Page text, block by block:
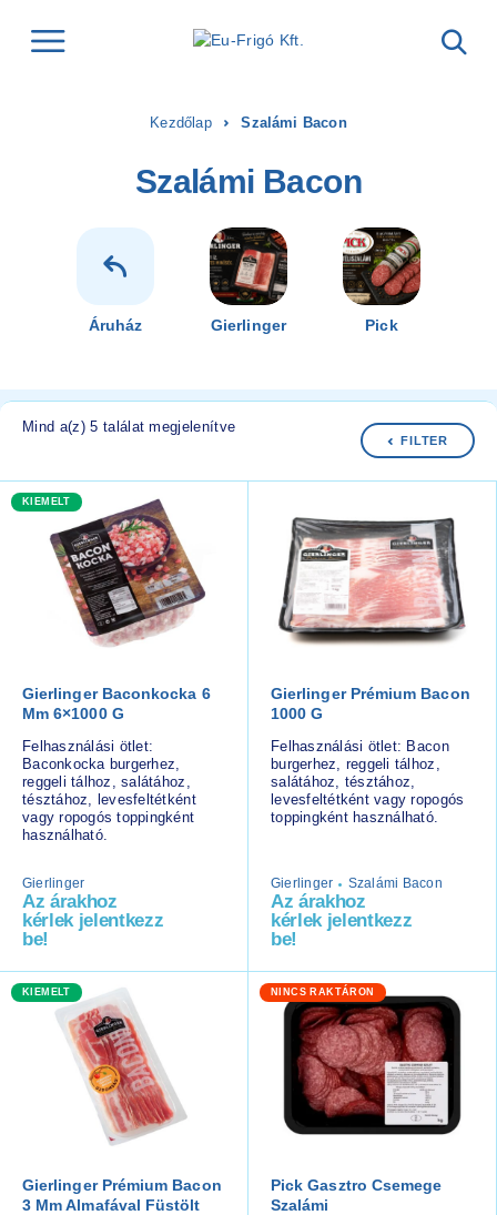
Kezdőlap Szalámi Bacon
Szalámi Bacon
Áruház Gierlinger Pick
Mind a(z) 5 találat megjelenítve
FILTER
KIEMELT
Gierlinger Baconkocka 6
Mm 6×1000 G
Felhasználási ötlet:
Baconkocka burgerhez,
reggeli tálhoz, salátához,
tésztához, levesfeltétként
vagy ropogós toppingként
használható.
Gierlinger
Az árakhoz
kérlek jelentkezz
be!
Gierlinger Prémium Bacon
1000 G
Felhasználási ötlet: Bacon
burgerhez, reggeli tálhoz,
salátához, tésztához,
levesfeltétként vagy ropogós
toppingként használható.
Gierlinger Szalámi Bacon
Az árakhoz
kérlek jelentkezz
be!
KIEMELT
Gierlinger Prémium Bacon
3 Mm Almafával Füstölt
NINCS RAKTÁRON
Pick Gasztro Csemege
Szalámi